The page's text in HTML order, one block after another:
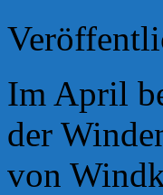
Im April
der
von